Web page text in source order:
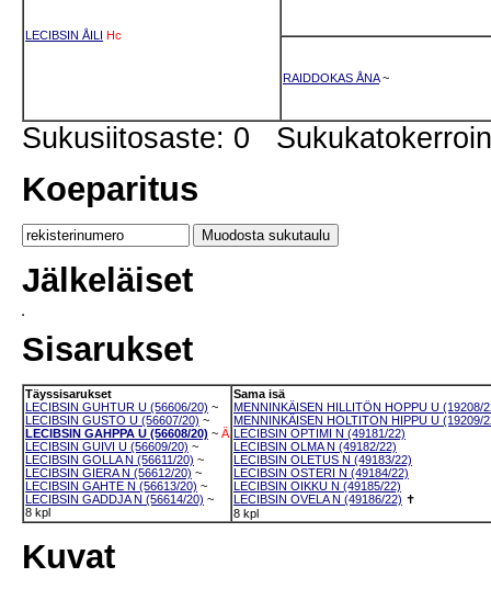
LECIBSIN ÅILI Hc
RAIDDOKAS ÅNA ~
Sukusiitosaste: 0
Koeparitus
Jälkeläiset
Sisarukset
Täyssisarukset
LECIBSIN GUHTUR U (56606/20) ~
LECIBSIN GUSTO U (56607/20) ~
LECIBSIN GAHPPA U (56608/20) ~ Ä
LECIBSIN GUIVI U (56609/20) ~
LECIBSIN GOLLA N (56611/20) ~
LECIBSIN GIERA N (56612/20) ~
LECIBSIN GAHTE N (56613/20) ~
LECIBSIN GADDJA N (56614/20) ~
8 kpl
Sama isä
MENNINKÄISEN HILLITÖN HOPPU U (19208/
MENNINKÄISEN HOLTITON HIPPU U (19209/
LECIBSIN OPTIMI N (49181/22)
LECIBSIN OLMA N (49182/22)
LECIBSIN OLETUS N (49183/22)
LECIBSIN OSTERI N (49184/22)
LECIBSIN OIKKU N (49185/22)
LECIBSIN OVELA N (49186/22) ✝
8 kpl
Kuvat